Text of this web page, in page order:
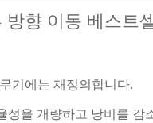
향 이동 베스트
기에는 재정의합니다.
을 개량하고 낭비를 감